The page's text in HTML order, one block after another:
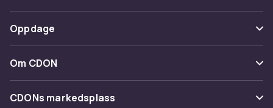
Spor pakke
Angre & returner her
Kontakt oss
Betaling
Levering
Tilbakekallinger
Oppdage
Kategorier
Varemerker
Om CDON
Om oss
CDONs markedsplass